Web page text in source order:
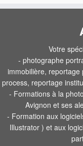
Votre
- photographe
immobilière,
process, reportage
- Formations à la
Avignon et ses
- Formation aux
Illustrator ) et aux